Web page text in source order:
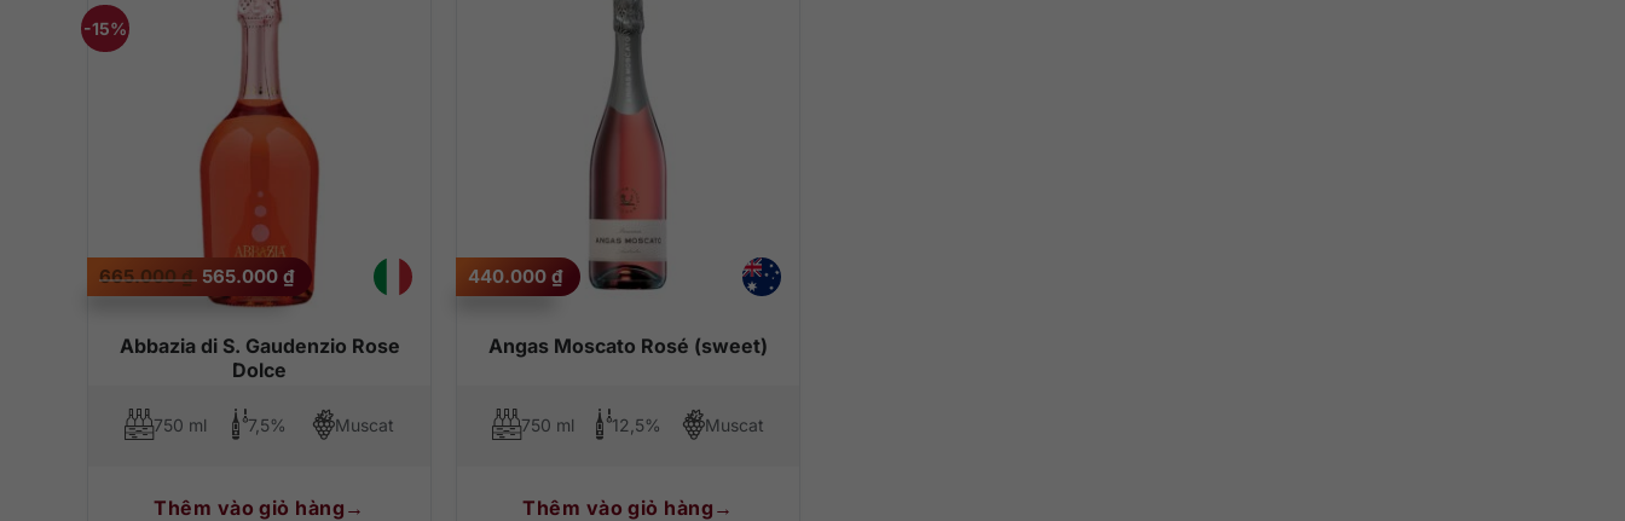
-15%
Abbazia di S. Gaudenzio Rose
Dolce
665.000₫ Giá
gốc
là:
565.000₫Giá
hiện
tại
565.000 ₫.
750 ml 7,5% Muscat
Thêm vào giỏ hàng
Angas Moscato Rosé (sweet)
440.000 ₫
750 ml 12,5% Muscat
Thêm vào giỏ hàng